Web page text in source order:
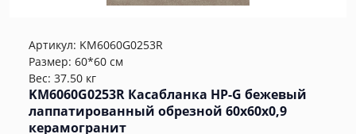
Артикул: KM6060G0253R
Размер: 60*60 см
Вес: 37.50 кг
KM6060G0253R Касабланка HP-G бежевый
лаппатированный обрезной 60x60x0,9
керамогранит